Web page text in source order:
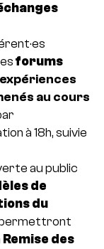
forums
au cours
à 18h, suivie
au public
de
du
permettront
Remise des